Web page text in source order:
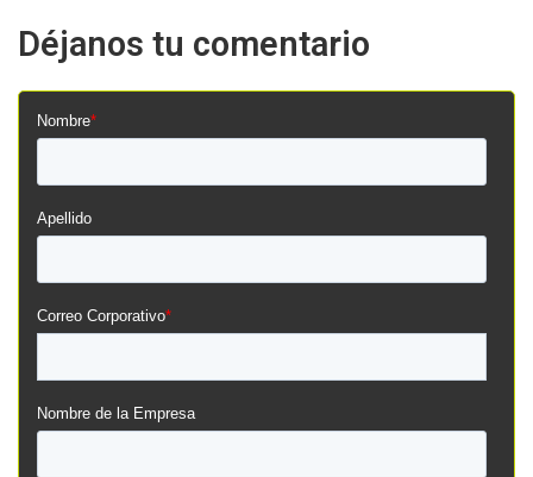
Déjanos tu comentario
Nombre*
Apellido
Correo Corporativo*
Nombre de la Empresa